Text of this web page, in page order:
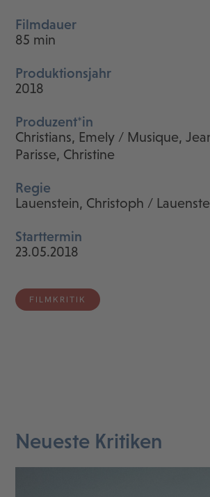
Filmdauer
85 min
Produktionsjahr
2018
Produzent*in
Christians, Emely / Musique,
Parisse, Christine
Regie
Lauenstein, Christoph /
Starttermin
23.05.2018
FILMKRITIK
Neueste Kritiken